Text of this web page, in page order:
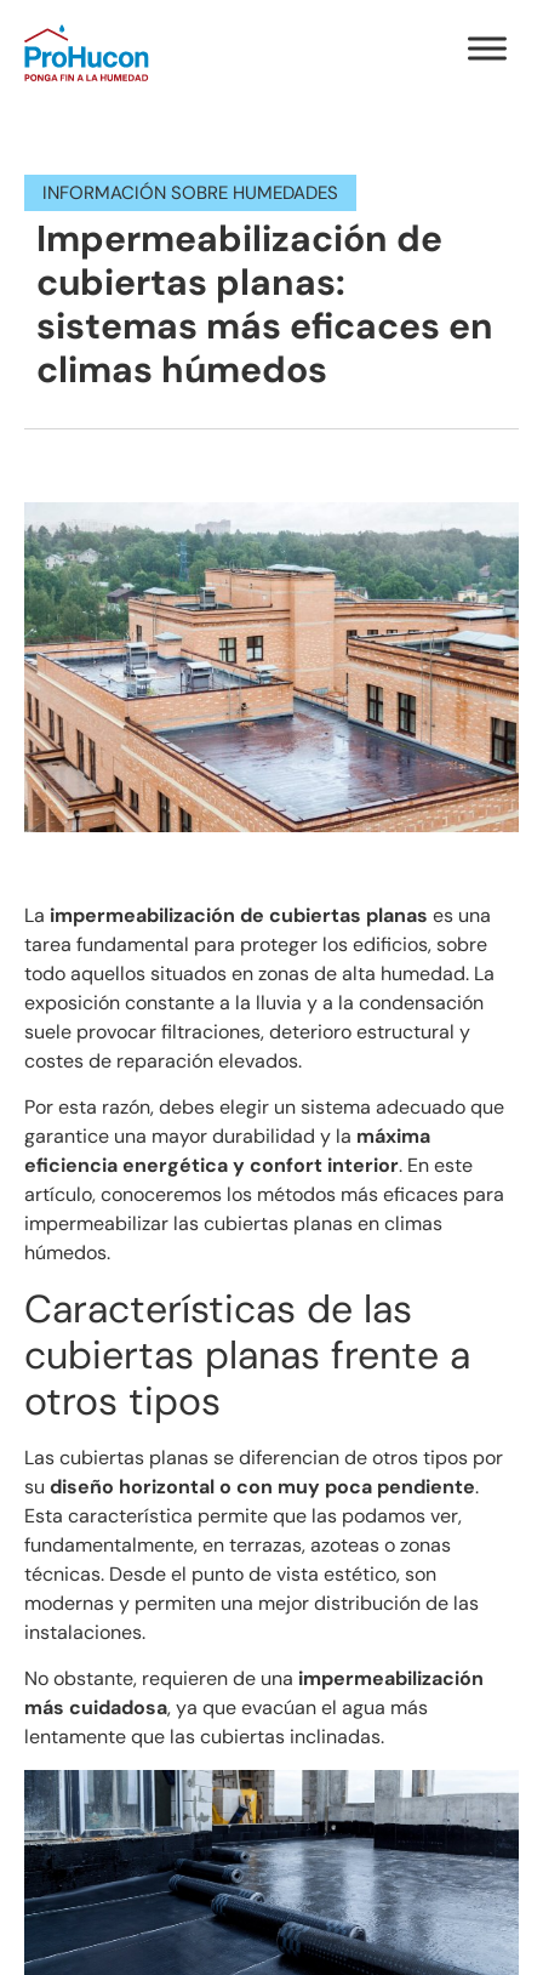
INFORMACIÓN SOBRE HUMEDADES
Impermeabilización de
cubiertas planas:
sistemas más eficaces en
climas húmedos
La impermeabilización de cubiertas planas es una
tarea fundamental para proteger los edificios, sobre
todo aquellos situados en zonas de alta humedad. La
exposición constante a la lluvia y a la condensación
suele provocar filtraciones, deterioro estructural y
costes de reparación elevados.
Por esta razón, debes elegir un sistema adecuado que
garantice una mayor durabilidad y la máxima
eficiencia energética y confort interior. En este
artículo, conoceremos los métodos más eficaces para
impermeabilizar las cubiertas planas en climas
húmedos.
Características de las
cubiertas planas frente a
otros tipos
Las cubiertas planas se diferencian de otros tipos por
su diseño horizontal o con muy poca pendiente.
Esta característica permite que las podamos ver,
fundamentalmente, en terrazas, azoteas o zonas
técnicas. Desde el punto de vista estético, son
modernas y permiten una mejor distribución de las
instalaciones.
No obstante, requieren de una impermeabilización
más cuidadosa, ya que evacúan el agua más
lentamente que las cubiertas inclinadas.